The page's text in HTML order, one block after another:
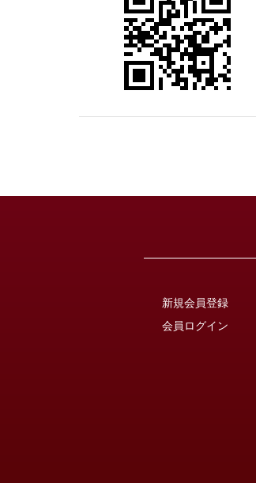
新規会員登録
会員ログイン